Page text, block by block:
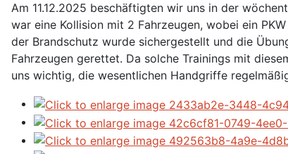
Am 11.12.2025 beschäftigten wir uns in der
war eine Kollision mit 2 Fahrzeugen, wobei ein
der Brandschutz wurde sichergestellt und die
Fahrzeugen gerettet. Da solche Trainings mit
uns wichtig, die wesentlichen Handgriffe